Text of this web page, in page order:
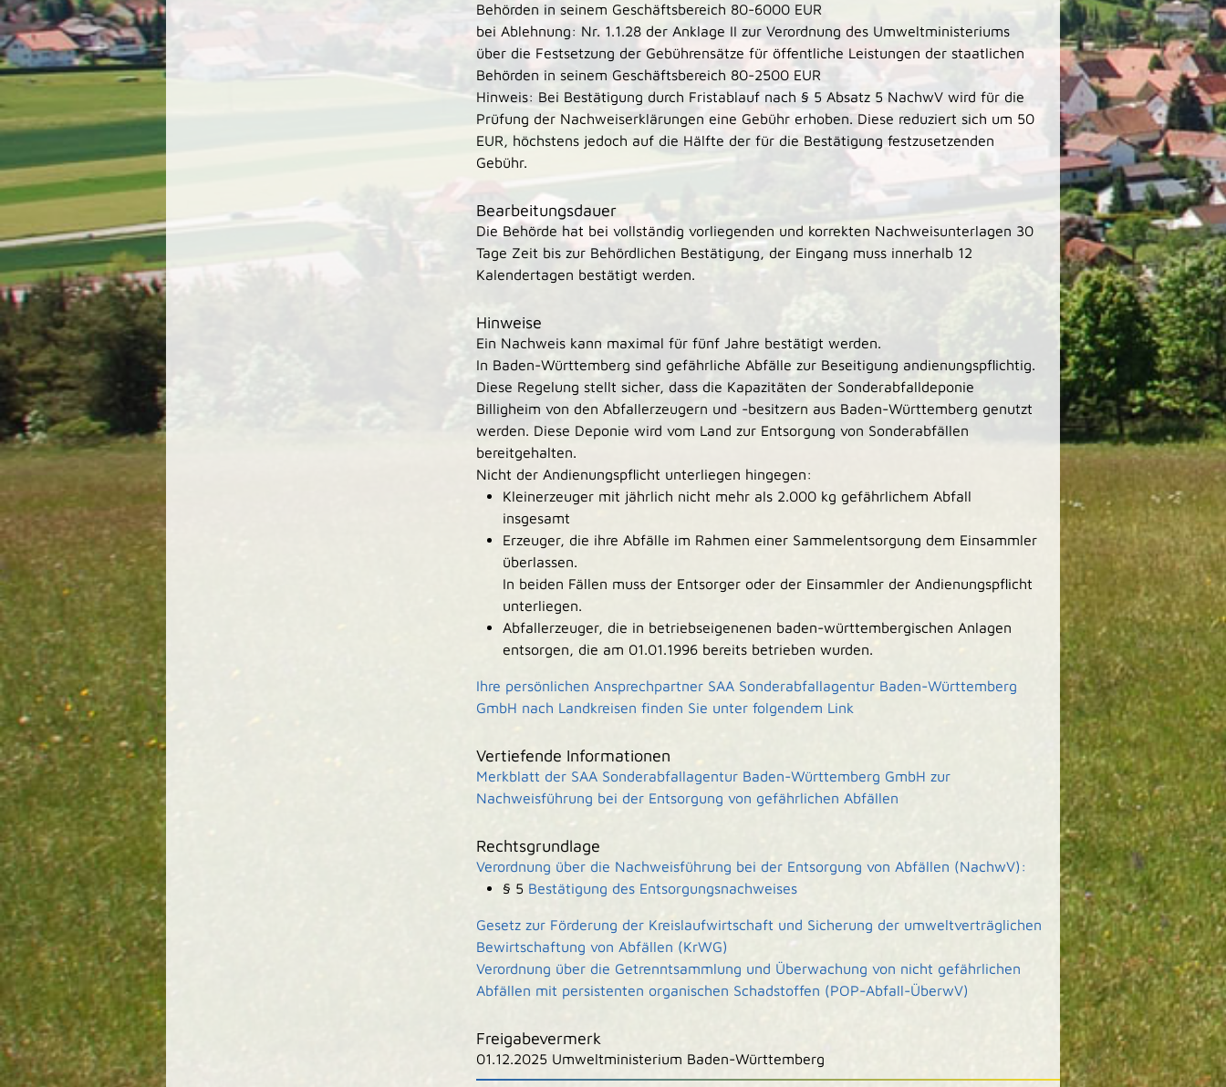
Behörden in seinem Geschäftsbereich 80-6000 EUR
bei Ablehnung: Nr. 1.1.28 der Anklage II zur Verordnung des Umweltministeriums
über die Festsetzung der Gebührensätze für öffentliche Leistungen der staatlichen
Behörden in seinem Geschäftsbereich 80-2500 EUR
Hinweis: Bei Bestätigung durch Fristablauf nach § 5 Absatz 5 NachwV wird für die
Prüfung der Nachweiserklärungen eine Gebühr erhoben. Diese reduziert sich um 50
EUR, höchstens jedoch auf die Hälfte der für die Bestätigung festzusetzenden
Gebühr.
Bearbeitungsdauer
Die Behörde hat bei vollständig vorliegenden und korrekten Nachweisunterlagen 30
Tage Zeit bis zur Behördlichen Bestätigung, der Eingang muss innerhalb 12
Kalendertagen bestätigt werden.
Hinweise
Ein Nachweis kann maximal für fünf Jahre bestätigt werden.
In Baden-Württemberg sind gefährliche Abfälle zur Beseitigung andienungspflichtig.
Diese Regelung stellt sicher, dass die Kapazitäten der Sonderabfalldeponie
Billigheim von den Abfallerzeugern und -besitzern aus Baden-Württemberg genutzt
werden. Diese Deponie wird vom Land zur Entsorgung von Sonderabfällen
bereitgehalten.
Nicht der Andienungspflicht unterliegen hingegen:
Kleinerzeuger mit jährlich nicht mehr als 2.000 kg gefährlichem Abfall
insgesamt
Erzeuger, die ihre Abfälle im Rahmen einer Sammelentsorgung dem Einsammler
überlassen.
In beiden Fällen muss der Entsorger oder der Einsammler der Andienungspflicht
unterliegen.
Abfallerzeuger, die in betriebseigenenen baden-württembergischen Anlagen
entsorgen, die am 01.01.1996 bereits betrieben wurden.
Ihre persönlichen Ansprechpartner SAA Sonderabfallagentur Baden-Württemberg
GmbH nach Landkreisen finden Sie unter folgendem Link
Vertiefende Informationen
Merkblatt der SAA Sonderabfallagentur Baden-Württemberg GmbH zur
Nachweisführung bei der Entsorgung von gefährlichen Abfällen
Rechtsgrundlage
Verordnung über die Nachweisführung bei der Entsorgung von Abfällen (NachwV):
§ 5 Bestätigung des Entsorgungsnachweises
Gesetz zur Förderung der Kreislaufwirtschaft und Sicherung der umweltverträglichen
Bewirtschaftung von Abfällen (KrWG)
Verordnung über die Getrenntsammlung und Überwachung von nicht gefährlichen
Abfällen mit persistenten organischen Schadstoffen (POP-Abfall-ÜberwV)
Freigabevermerk
01.12.2025 Umweltministerium Baden-Württemberg